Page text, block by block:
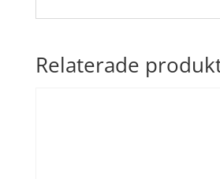
Relaterade